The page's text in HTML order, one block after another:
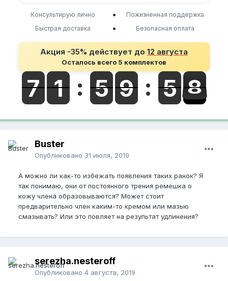
Консультирую лично •
Пожизненная поддержка
Быстрая доставка
• Безопасная оплата
Акция -35% действует до 12 августа
Осталось всего 5 комплектов
Buster
Опубликовано 31 июля, 2019
А можно ли как-то избежать появления таких ранок? Я
так понимаю, они от постоянного трения ремешка о
кожу члена образовываются? Может стоит
предварительно член каким-то кремом или мазью
смазывать? Или это повляет на результат удлинения?
serezha.nesteroff
Опубликовано 4 августа, 2019